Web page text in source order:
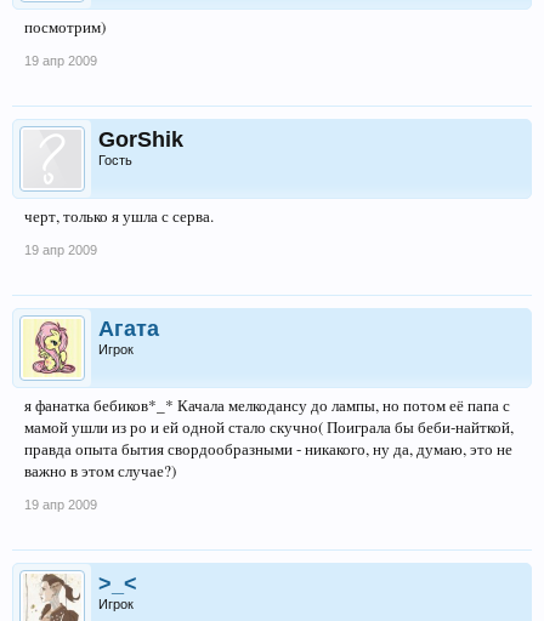
посмотрим)
19 апр 2009
GorShik
Гость
черт, только я ушла с серва.
19 апр 2009
Агата
Игрок
я фанатка бебиков*_* Качала мелкодансу до лампы, но потом её папа с
мамой ушли из ро и ей одной стало скучно( Поиграла бы беби-найткой,
правда опыта бытия свордообразными - никакого, ну да, думаю, это не
важно в этом случае?)
19 апр 2009
>_<
Игрок